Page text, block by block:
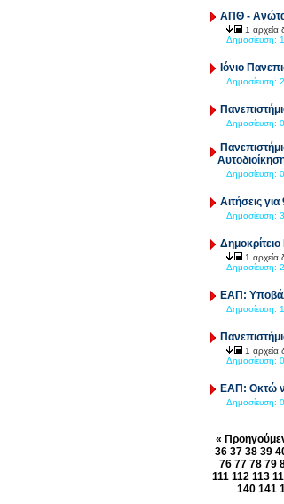
ΑΠΘ -
1 αρχεία
Δημοσίευση:
Ιόνιο
Δημοσίευση:
Δημοσίευση:
Δημοσίευση:
Αιτήσεις
Δημοσίευση:
1 αρχεία
Δημοσίευση:
ΕΑΠ:
Δημοσίευση:
1 αρχεία
Δημοσίευση:
ΕΑΠ: Οκτώ
Δημοσίευση:
«
36 37 38 39
76 77 78 79
111 112 113
140 141